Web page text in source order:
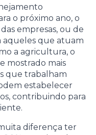
o próximo ano, o
empresas, ou de
aqueles que atuam
a agricultura, o
mostrado mais
que trabalham
estabelecer
contribuindo para
diferença ter